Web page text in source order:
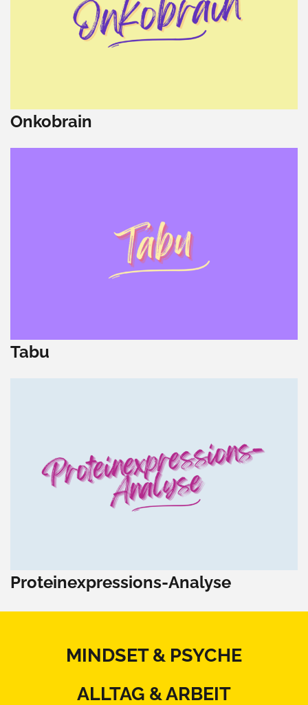
Onkobrain
Tabu
Proteinexpressions-Analyse
MINDSET & PSYCHE
ALLTAG & ARBEIT